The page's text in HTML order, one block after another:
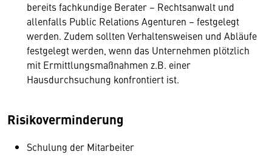
bereits fachkundige Berater – Rechtsanwalt und
allenfalls Public Relations Agenturen – festgelegt
werden. Zudem sollten Verhaltensweisen und Abläufe
festgelegt werden, wenn das Unternehmen plötzlich
mit Ermittlungsmaßnahmen z.B. einer
Hausdurchsuchung konfrontiert ist.
Risikoverminderung
Schulung der Mitarbeiter